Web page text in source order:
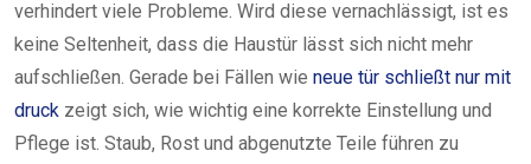
verhindert viele Probleme. Wird diese vernachlässigt, ist es
keine Seltenheit, dass die Haustür lässt sich nicht mehr
aufschließen. Gerade bei Fällen wie neue tür schließt nur mit
druck zeigt sich, wie wichtig eine korrekte Einstellung und
Pflege ist. Staub, Rost und abgenutzte Teile führen zu